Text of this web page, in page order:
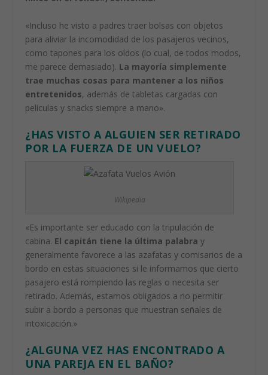
«Incluso he visto a padres traer bolsas con objetos
para aliviar la incomodidad de los pasajeros vecinos,
como tapones para los oídos (lo cual, de todos modos,
me parece demasiado). La mayoría simplemente
trae muchas cosas para mantener a los niños
entretenidos, además de tabletas cargadas con
películas y snacks siempre a mano».
¿HAS VISTO A ALGUIEN SER RETIRADO
POR LA FUERZA DE UN VUELO?
Wikipedia
«Es importante ser educado con la tripulación de
cabina. El capitán tiene la última palabra y
generalmente favorece a las azafatas y comisarios de a
bordo en estas situaciones si le informamos que cierto
pasajero está rompiendo las reglas o necesita ser
retirado. Además, estamos obligados a no permitir
subir a bordo a personas que muestran señales de
intoxicación.»
¿ALGUNA VEZ HAS ENCONTRADO A
UNA PAREJA EN EL BAÑO?